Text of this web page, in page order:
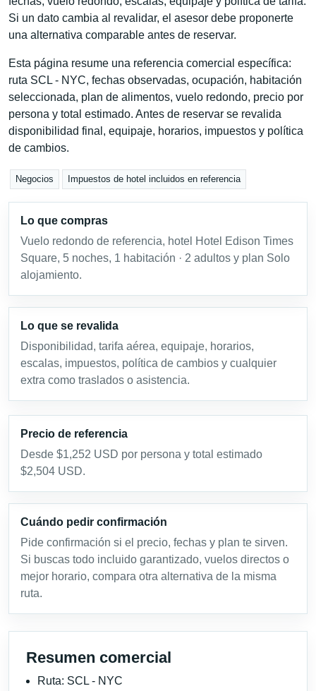
Si un dato cambia al revalidar, el asesor debe proponerte
una alternativa comparable antes de reservar.
Esta página resume una referencia comercial específica:
ruta SCL - NYC, fechas observadas, ocupación, habitación
seleccionada, plan de alimentos, vuelo redondo, precio por
persona y total estimado. Antes de reservar se revalida
disponibilidad final, equipaje, horarios, impuestos y política
de cambios.
Negocios Impuestos de hotel incluidos en referencia
Lo que compras
Vuelo redondo de referencia, hotel Hotel Edison Times
Square, 5 noches, 1 habitación · 2 adultos y plan Solo
alojamiento.
Lo que se revalida
Disponibilidad, tarifa aérea, equipaje, horarios,
escalas, impuestos, política de cambios y cualquier
extra como traslados o asistencia.
Precio de referencia
Desde $1,252 USD por persona y total estimado
$2,504 USD.
Cuándo pedir confirmación
Pide confirmación si el precio, fechas y plan te sirven.
Si buscas todo incluido garantizado, vuelos directos o
mejor horario, compara otra alternativa de la misma
ruta.
Resumen comercial
Ruta: SCL - NYC